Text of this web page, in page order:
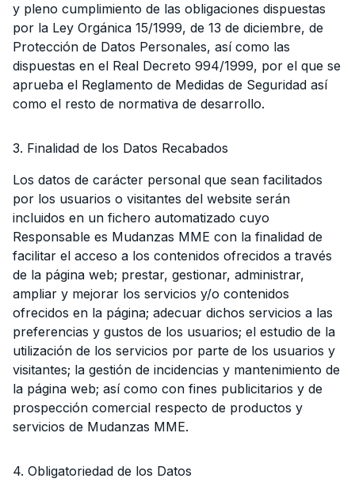
y pleno cumplimiento de las obligaciones dispuestas
por la Ley Orgánica 15/1999, de 13 de diciembre, de
Protección de Datos Personales, así como las
dispuestas en el Real Decreto 994/1999, por el que se
aprueba el Reglamento de Medidas de Seguridad así
como el resto de normativa de desarrollo.
3. Finalidad de los Datos Recabados
Los datos de carácter personal que sean facilitados
por los usuarios o visitantes del website serán
incluidos en un fichero automatizado cuyo
Responsable es Mudanzas MME con la finalidad de
facilitar el acceso a los contenidos ofrecidos a través
de la página web; prestar, gestionar, administrar,
ampliar y mejorar los servicios y/o contenidos
ofrecidos en la página; adecuar dichos servicios a las
preferencias y gustos de los usuarios; el estudio de la
utilización de los servicios por parte de los usuarios y
visitantes; la gestión de incidencias y mantenimiento de
la página web; así como con fines publicitarios y de
prospección comercial respecto de productos y
servicios de Mudanzas MME.
4. Obligatoriedad de los Datos